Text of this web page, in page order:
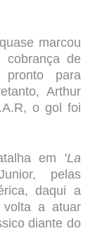
marcou
de
para
Arthur
o gol foi
em 'La
pelas
daqui a
a atuar
diante do